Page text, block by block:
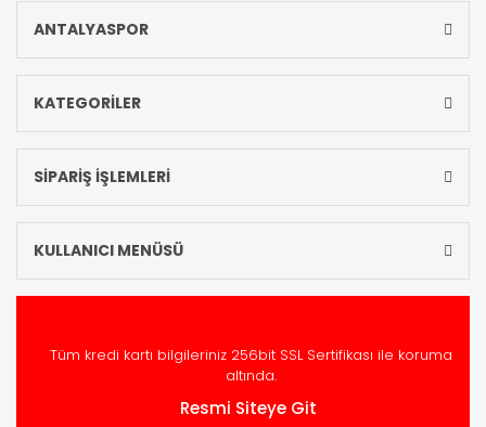
ANTALYASPOR
KATEGORİLER
SİPARİŞ İŞLEMLERİ
KULLANICI MENÜSÜ
Tüm kredi kartı bilgileriniz 256bit SSL Sertifikası ile koruma
altında.
Resmi Siteye Git